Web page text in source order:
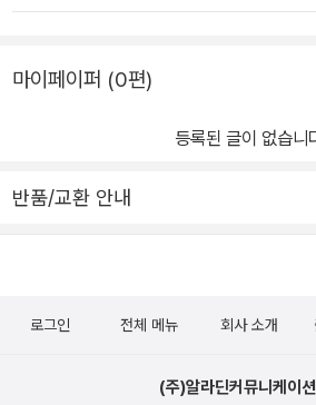
되어가는 과정은 때론 감정이 흔들려지기
다는 그 둘이 서로에게 마음을 어떤 식으로
지만 개와 함께 사건을 어떤 식으로 풀어낼
근해가고 있고 그 과정 속에서 둘이 “무리”
다고 너무 실망하게 되지도 않는 적당한 범
죄 소설과는 조금은 다른 곳에 자리를 잡게 된다. 개를 좋
마이페이퍼 (0편)
등록된 글이 없습니
반품/교환 안내
로그인 전체 메뉴 회사 소개
(주)알라딘커뮤니케이션